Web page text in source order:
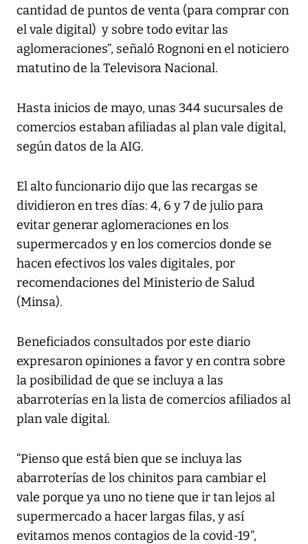
cantidad de puntos de venta (para comprar con
el vale digital) y sobre todo evitar las
aglomeraciones”, señaló Rognoni en el noticiero
matutino de laTelevisora Nacional.
Hasta inicios de mayo, unas 344 sucursales de
comercios estaban afiliadas al plan vale digital,
según datos de la AIG.
El alto funcionario dijo que las recargas se
dividieron en tres días: 4, 6 y 7 de julio para
evitar generar aglomeraciones en los
supermercados y en los comercios donde se
hacen efectivos los vales digitales, por
recomendaciones del Ministerio de Salud
(Minsa).
Beneficiados consultados por este diario
expresaron opiniones a favor y en contra sobre
la posibilidad de que se incluya a las
abarroterías en la lista de comercios afiliados al
plan vale digital.
“Pienso que está bien que se incluya las
abarroterías de los chinitos para cambiar el
vale porque ya uno no tiene que ir tan lejos al
supermercado a hacer largas filas, y así
evitamos menos contagios de la covid-19”,